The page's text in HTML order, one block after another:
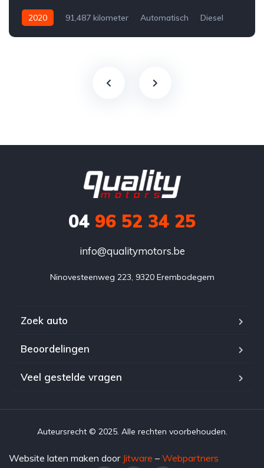
2020 91,487 kilometer Automatisch
Diesel
04 96 52 34 25
info@qualitymotors.be
Ninovesteenweg 223, 9320 Erembodegem
Zoek auto
Beoordelingen
Veel gestelde vragen
Auteursrecht © 2025. Alle rechten voorbehouden.
Website laten maken door Jitware – Webpartners